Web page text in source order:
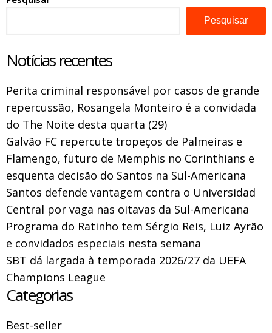
Pesquisar
Notícias recentes
Perita criminal responsável por casos de grande
repercussão, Rosangela Monteiro é a convidada
do The Noite desta quarta (29)
Galvão FC repercute tropeços de Palmeiras e
Flamengo, futuro de Memphis no Corinthians e
esquenta decisão do Santos na Sul-Americana
Santos defende vantagem contra o Universidad
Central por vaga nas oitavas da Sul-Americana
Programa do Ratinho tem Sérgio Reis, Luiz Ayrão
e convidados especiais nesta semana
SBT dá largada à temporada 2026/27 da UEFA
Champions League
Categorias
Best-seller